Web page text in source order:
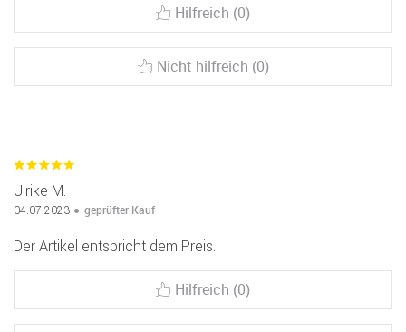
Hilfreich (0)
Nicht hilfreich (0)
Ulrike M.
04.07.2023 geprüfter Kauf
Der Artikel entspricht dem Preis.
Hilfreich (0)